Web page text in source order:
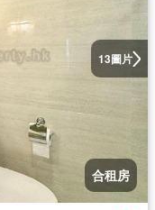
13圖片
合租房